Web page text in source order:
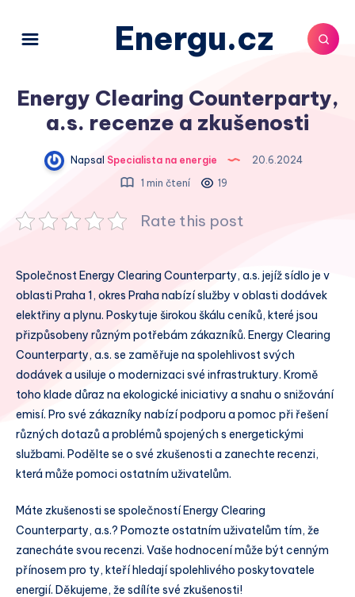
Energu.cz
Energy Clearing Counterparty,
a.s. recenze a zkušenosti
Napsal Specialista na energie
20.6.2024
1 min čtení
19
Rate this post
Společnost Energy Clearing Counterparty, a.s. jejíž sídlo je v
oblasti Praha 1, okres Praha nabízí služby v oblasti dodávek
elektřiny a plynu. Poskytuje širokou škálu ceníků, které jsou
přizpůsobeny různým potřebám zákazníků. Energy Clearing
Counterparty, a.s. se zaměřuje na spolehlivost svých
dodávek a usiluje o modernizaci své infrastruktury. Kromě
toho klade důraz na ekologické iniciativy a snahu o snižování
emisí. Pro své zákazníky nabízí podporu a pomoc při řešení
různých dotazů a problémů spojených s energetickými
službami. Podělte se o své zkušenosti a zanechte recenzi,
která může pomoci ostatním uživatelům.
Máte zkušenosti se společností Energy Clearing
Counterparty, a.s.? Pomozte ostatním uživatelům tím, že
zanecháte svou recenzi. Vaše hodnocení může být cenným
přínosem pro ty, kteří hledají spolehlivého poskytovatele
energií. Děkujeme, že sdílíte své zkušenosti!